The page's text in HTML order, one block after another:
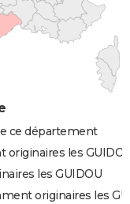
ce département
les
les GUIDOU
originaires les